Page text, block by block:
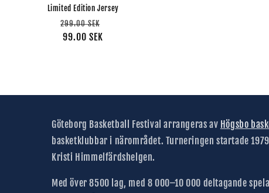
Försäljningspris
Limited Edition Jersey
Ordinarie
pris
299.00 SEK
99.00 SEK
Göteborg Basketball Festival arrangeras av Högsbo
basketklubbar i närområdet. Turneringen startade
Kristi Himmelfärdshelgen.
Med över 8500 lag, med 8 000–10 000 deltagande